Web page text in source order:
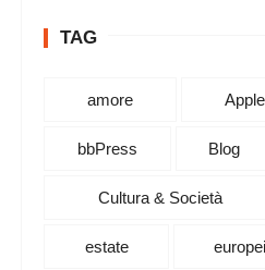
TAG
amore Apple
bbPress Blog
Cultura & Società
estate europei